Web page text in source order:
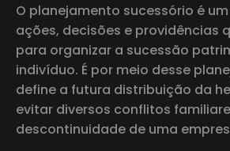
O planejamento sucessório é
ações, decisões e providências
para organizar a sucessão
indivíduo. É por meio desse
define a futura distribuição da
evitar diversos conflitos
descontinuidade de uma